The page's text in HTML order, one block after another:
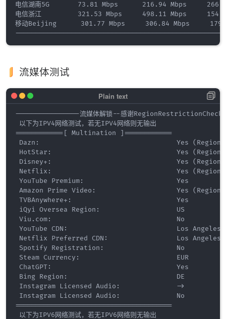
电信湖南5G       73.81 Mbps      216.94 Mbps
电信浙江         321.53 Mbps     498.11 Mbps
移动Beijing      301.77 Mbps     306.84 Mbps
流媒体测试
----------------流媒体解锁--感谢
以下为IPV4网络测试，若无IPV4网络则无输出
============[ Multination ]============
Dazn:                                  Yes (Region:
HotStar:                               Yes (Region:
Disney+:                               Yes (Region:
Netflix:                               Yes (Region:
YouTube Premium:                       Yes
Amazon Prime Video:                    Yes (Region:
TVBAnywhere+:                          Yes
iQyi Oversea Region:                   US
Viu.com:                               No
YouTube CDN:                           Los Angeles,
Netflix Preferred CDN:                 Los
Spotify Registration:                  No
Steam Currency:                        EUR
ChatGPT:                               Yes
Bing Region:                           DE
Instagram Licensed Audio:              ->
Instagram Licensed Audio:              No
=======================================
以下为IPV6网络测试，若无IPV6网络则无输出